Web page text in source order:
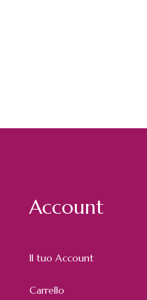
Account
Il tuo Account
Carrello